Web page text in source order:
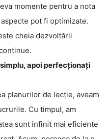
momente pentru a nota
pot fi optimizate.
cheia dezvoltării
apoi perfecționați
planurilor de lecție, aveam
Cu timpul, am
sunt infinit mai eficiente